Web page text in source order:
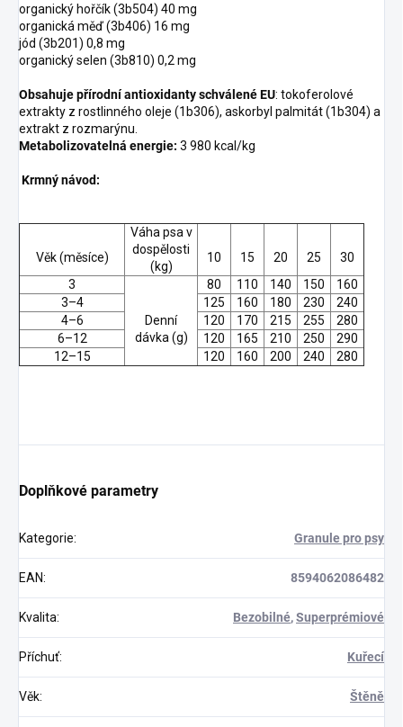
organický hořčík (3b504) 40 mg
organická měď (3b406) 16 mg
jód (3b201) 0,8 mg
organický selen (3b810) 0,2 mg
Obsahuje přírodní antioxidanty schválené EU: tokoferolové
extrakty z rostlinného oleje (1b306), askorbyl palmitát (1b304) a
extrakt z rozmarýnu.
Metabolizovatelná energie: 3 980 kcal/kg
Krmný návod:
Věk (měsíce)
Váha psa v
dospělosti
(kg)
10 15 20 25 30
Denní
dávka (g)
3 80 110 140 150
160
3–4
125 160 180 230
240
4–6
120 170 215 255
280
6–12
120 165 210 250
290
12–15
120 160 200 240 280
Doplňkové parametry
Kategorie: Granule pro psy
EAN: 8594062086482
Kvalita: Bezobilné,Superprémiové
Příchuť: Kuřecí
Věk: Štěně